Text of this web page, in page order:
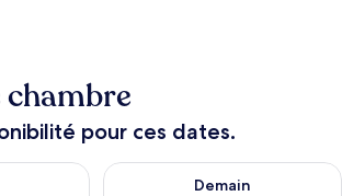
pour ces dates.
pour ce soir août 9 - août 10
Demain
Vérifier la disponibilité pour